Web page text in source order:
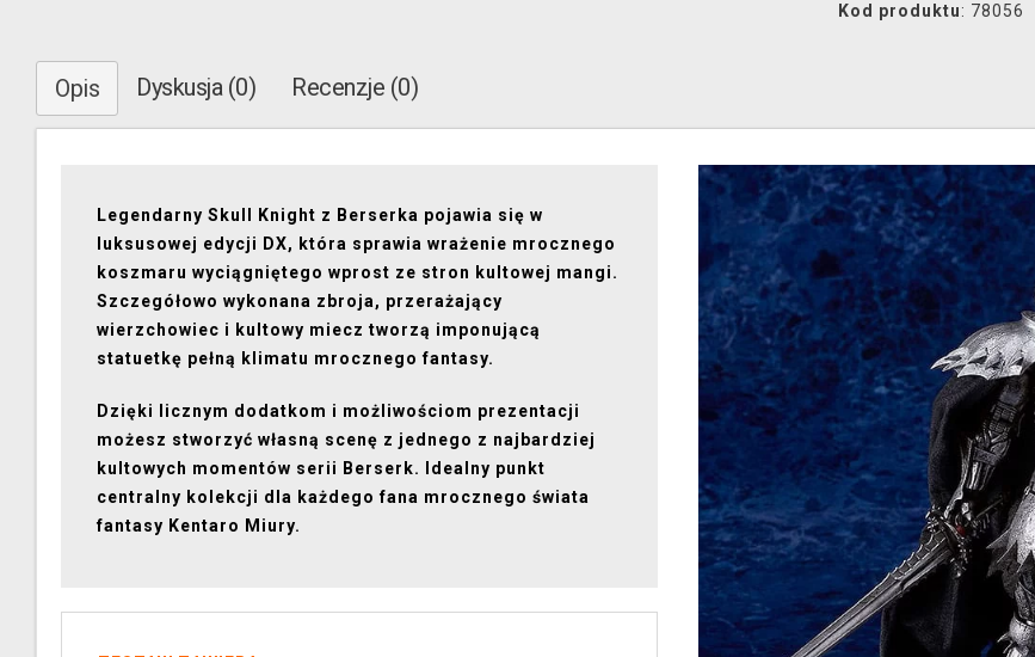
Kod produktu: 78056
Opis Dyskusja (0) Recenzje (0)
Legendarny Skull Knight z Berserka pojawia się w
luksusowej edycji DX, która sprawia wrażenie mrocznego
koszmaru wyciągniętego wprost ze stron kultowej mangi.
Szczegółowo wykonana zbroja, przerażający
wierzchowiec i kultowy miecz tworzą imponującą
statuetkę pełną klimatu mrocznego fantasy.
Dzięki licznym dodatkom i możliwościom prezentacji
możesz stworzyć własną scenę z jednego z najbardziej
kultowych momentów serii Berserk. Idealny punkt
centralny kolekcji dla każdego fana mrocznego świata
fantasy Kentaro Miury.